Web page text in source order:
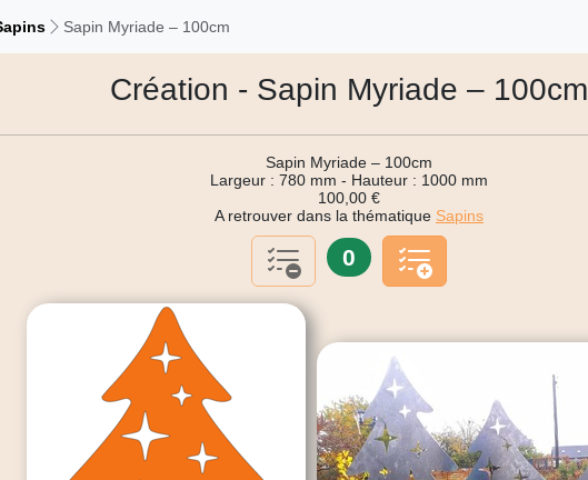
Sapin Myriade – 100cm
Création - Sapin Myriade – 100cm
Sapin Myriade – 100cm
Largeur : 780 mm - Hauteur : 1000 mm
100,00 €
A retrouver dans la thématique Sapins
0